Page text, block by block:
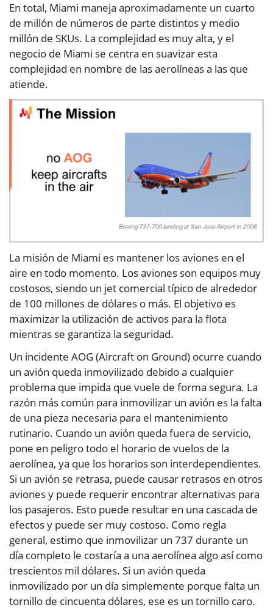
En total, Miami maneja aproximadamente un cuarto
de millón de números de parte distintos y medio
millón de SKUs. La complejidad es muy alta, y el
negocio de Miami se centra en suavizar esta
complejidad en nombre de las aerolíneas a las que
atiende.
La misión de Miami es mantener los aviones en el
aire en todo momento. Los aviones son equipos muy
costosos, siendo un jet comercial típico de alrededor
de 100 millones de dólares o más. El objetivo es
maximizar la utilización de activos para la flota
mientras se garantiza la seguridad.
Un incidente AOG (Aircraft on Ground) ocurre cuando
un avión queda inmovilizado debido a cualquier
problema que impida que vuele de forma segura. La
razón más común para inmovilizar un avión es la falta
de una pieza necesaria para el mantenimiento
rutinario. Cuando un avión queda fuera de servicio,
pone en peligro todo el horario de vuelos de la
aerolínea, ya que los horarios son interdependientes.
Si un avión se retrasa, puede causar retrasos en otros
aviones y puede requerir encontrar alternativas para
los pasajeros. Esto puede resultar en una cascada de
efectos y puede ser muy costoso. Como regla
general, estimo que inmovilizar un 737 durante un
día completo le costaría a una aerolínea algo así como
trescientos mil dólares. Si un avión queda
inmovilizado por un día simplemente porque falta un
tornillo de cincuenta dólares, ese es un tornillo caro.